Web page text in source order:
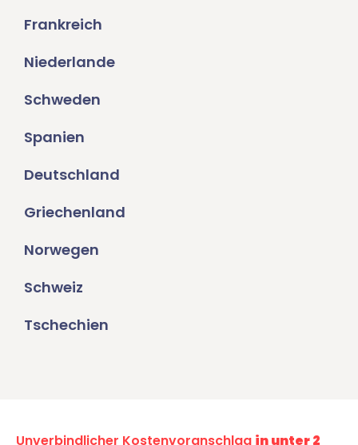
Frankreich
Niederlande
Schweden
Spanien
Deutschland
Griechenland
Norwegen
Schweiz
Tschechien
Unverbindlicher Kostenvoranschlag in unter 2